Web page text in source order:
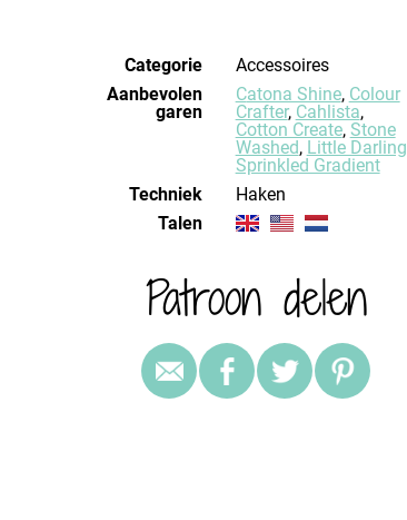
Categorie
Accessoires
Aanbevolen
garen
Catona Shine, Colour
Crafter, Cahlista,
Cotton Create, Stone
Washed, Little Darling
Sprinkled Gradient
Techniek
haken
Talen
Patroon delen